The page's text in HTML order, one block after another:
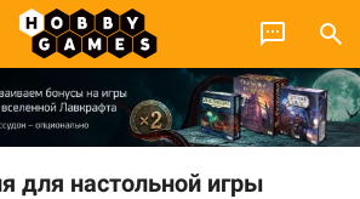
для настольной игры